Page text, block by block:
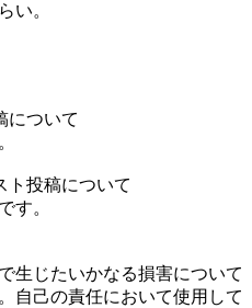
い。
について
ト投稿について
す。
生じたいかなる損害について
自己の責任において使用して